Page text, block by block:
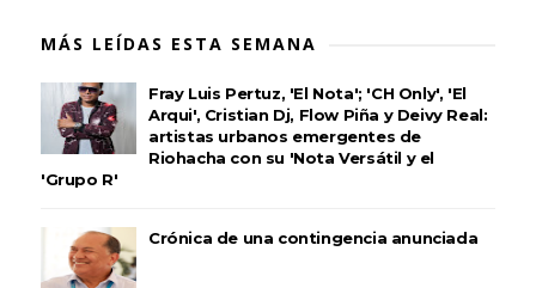
MÁS LEÍDAS ESTA SEMANA
Fray Luis Pertuz, 'El Nota'; 'CH Only', 'El
Arqui', Cristian Dj, Flow Piña y Deivy Real:
artistas urbanos emergentes de
Riohacha con su 'Nota Versátil y el
'Grupo R'
Crónica de una contingencia anunciada